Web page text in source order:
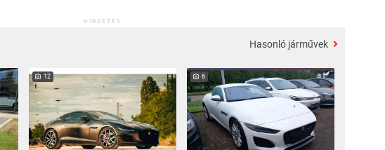
HIRDETÉS
Hasonló járművek
12 6